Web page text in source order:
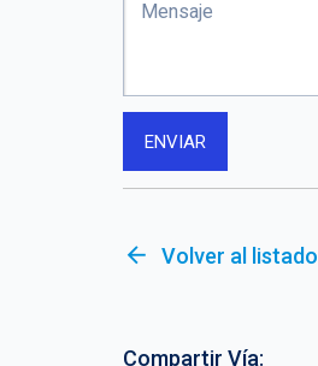
arrow_back Volver al listado
Compartir Vía: